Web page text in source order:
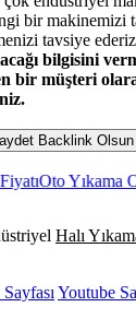
bir makinemizi
tavsiye
bilgisini
bir müşteri
Backlink Olsun
Yıkama
Halı
Youtube